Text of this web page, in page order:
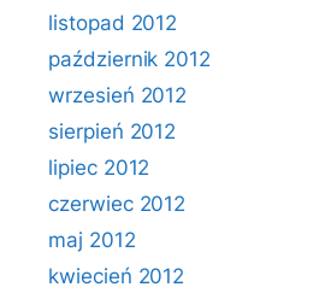
listopad 2012
październik 2012
wrzesień 2012
sierpień 2012
lipiec 2012
czerwiec 2012
maj 2012
kwiecień 2012